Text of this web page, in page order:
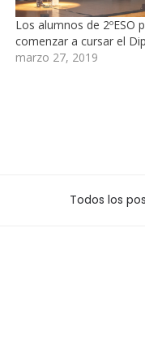
Los alumnos de 2ºESO
comenzar a cursar el
marzo 27, 2019
Todos los